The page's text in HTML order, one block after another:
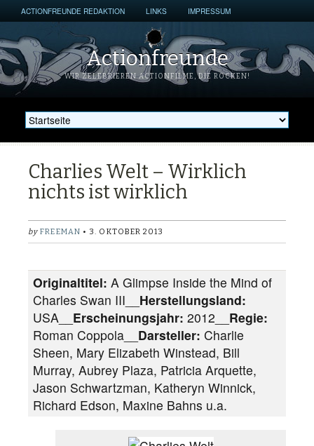
ACTIONFREUNDE REDAKTION LINKS IMPRESSUM
Actionfreunde
WIR ZELEBRIEREN ACTIONFILME, DIE ROCKEN!
Charlies Welt – Wirklich
nichts ist wirklich
by FREEMAN • 3. OKTOBER 2013
Originaltitel: A Glimpse Inside the Mind of
Charles Swan III__ Herstellungsland:
USA__ Erscheinungsjahr: 2012__ Regie:
Roman Coppola__ Darsteller: Charlie
Sheen, Mary Elizabeth Winstead, Bill
Murray, Aubrey Plaza, Patricia Arquette,
Jason Schwartzman, Katheryn Winnick,
Richard Edson, Maxine Bahns u.a.